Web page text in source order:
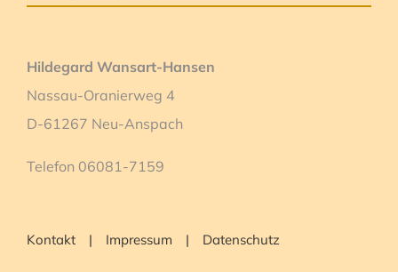
Hildegard Wansart-Hansen
Nassau-Oranierweg 4
D-61267 Neu-Anspach
Telefon 06081-7159
Kontakt Impressum Datenschutz